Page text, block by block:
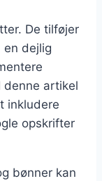
De tilføjer
dejlig
denne artikel
inkludere
opskrifter
bønner kan